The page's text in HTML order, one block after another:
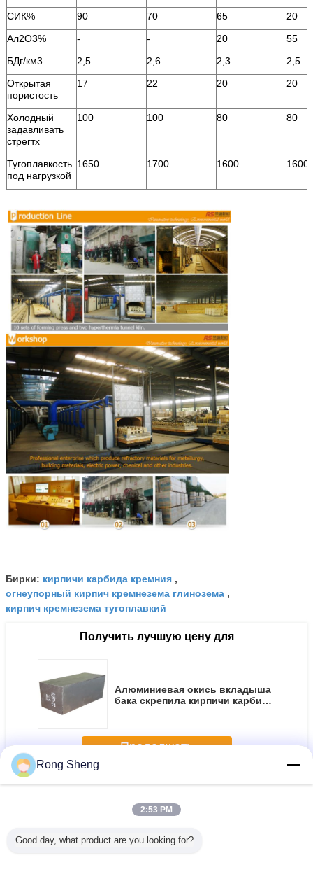
СИК%
90 70 65
20
Ал2О3%
- - 20
55
БДг/км3
2,5 2,6 2,3
2,5
Открытая
пористость
17 22 20 20
Холодный
задавливать
стрегтх
100 100 80 80
Тугоплавкость
под нагрузкой
1650 1700 1600 1600
Бирки: кирпичи карбида кремния ,
огнеупорный кирпич кремнезема глинозема ,
кирпич кремнезема тугоплавкий
Получить лучшую цену для
Алюминиевая окись вкладыша
бака скрепила кирпичи карбида
Продолжать
Большекирпичи кремнезема тугоплавкие
Rong Sheng
2:53 PM
Good day, what product are you looking for?